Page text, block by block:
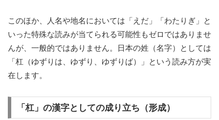
このほか、人名や地名においては「えだ」「わたりぎ」と
いった特殊な読みが当てられる可能性もゼロではありませ
んが、一般的ではありません。日本の姓（名字）としては
「杠（ゆずりは、ゆずり、ゆずりば）」という読み方が実
在します。
「杠」の漢字としての成り立ち（形成）